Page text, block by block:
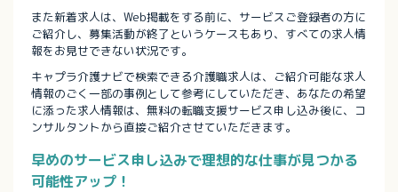
また新着求人は、Web掲載をする前に、サービスご登録者の方に
ご紹介し、募集活動が終了というケースもあり、すべての求人情
報をお見せできない状況です。
キャプラ介護ナビで検索できる介護職求人は、ご紹介可能な求人
情報のごく一部の事例として参考にしていただき、あなたの希望
に添った求人情報は、無料の転職支援サービス申し込み後に、コ
ンサルタントから直接ご紹介させていただきます。
早めのサービス申し込みで理想的な仕事が見つかる
可能性アップ！